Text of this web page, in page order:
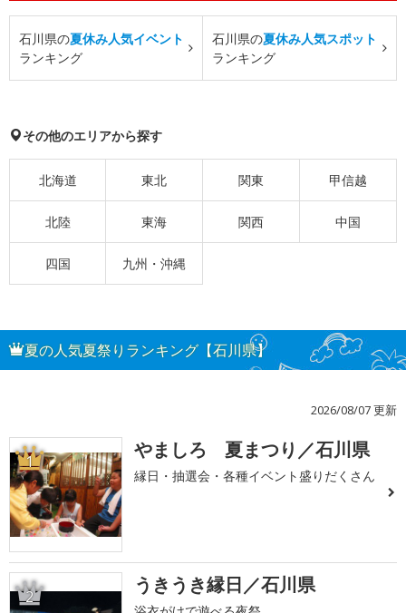
石川県の夏休み人気イベント
ランキング
石川県の夏休み人気スポット
ランキング
その他のエリアから探す
北海道 東北 関東 甲信越
北陸 東海 関西 中国
四国 九州・沖縄
夏の人気夏祭りランキング【石川県】
2026/08/07 更新
1 やましろ 夏まつり／石川県
縁日・抽選会・各種イベント盛りだくさん
2 うきうき縁日／石川県